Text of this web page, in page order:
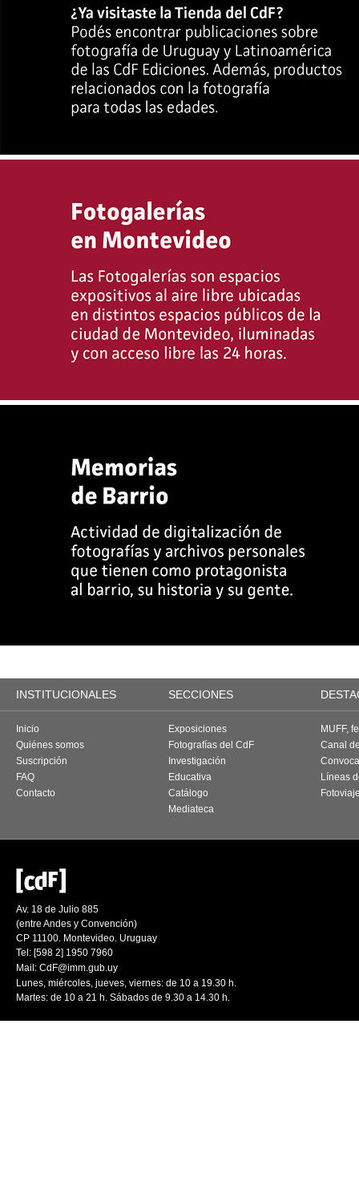
INSTITUCIONALES SECCIONES
Inicio
Quiénes somos
Suscripción
FAQ
Contacto
Exposiciones
Fotografías del CdF
Investigación
Educativa
Catálogo
Mediateca
MUFF,
Canal
Líneas
Av. 18 de Julio 885
(entre Andes y Convención)
CP 11100. Montevideo. Uruguay
Tel: [598 2] 1950 7960
Mail: CdF@imm.gub.uy
Lunes, miércoles, jueves, viernes: de 10 a 19.30 h.
Martes: de 10 a 21 h. Sábados de 9.30 a 14.30 h.